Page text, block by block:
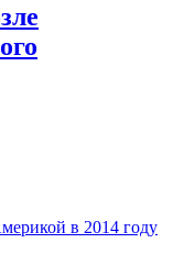
в 2014 году